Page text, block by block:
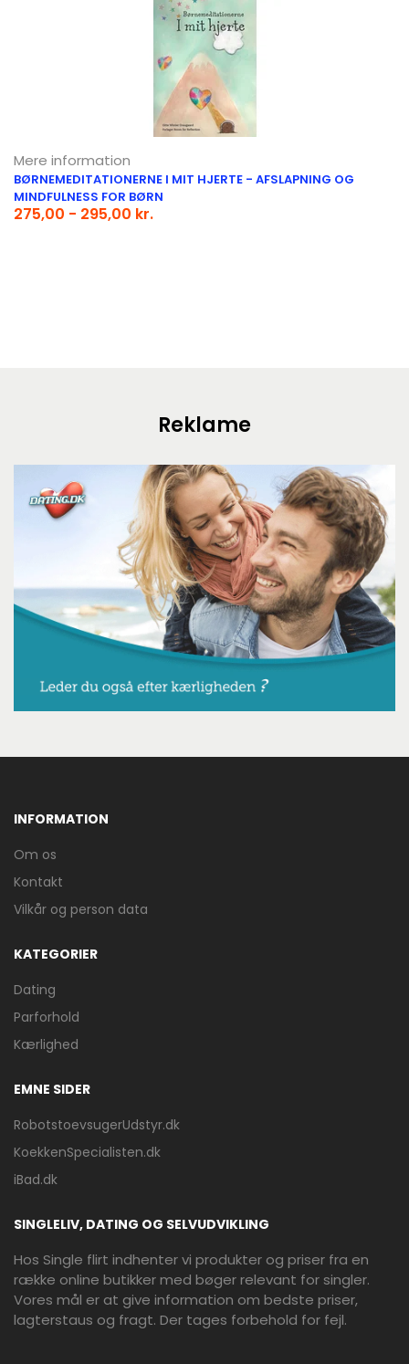
Mere information
BØRNEMEDITATIONERNE I MIT HJERTE - AFSLAPNING OG
MINDFULNESS FOR BØRN
275,00 - 295,00 kr.
Reklame
INFORMATION
Om os
Kontakt
Vilkår og person data
KATEGORIER
Dating
Parforhold
Kærlighed
EMNE SIDER
RobotstoevsugerUdstyr.dk
KoekkenSpecialisten.dk
iBad.dk
SINGLELIV, DATING OG SELVUDVIKLING
Hos Single flirt indhenter vi produkter og priser fra en
række online butikker med bøger relevant for singler.
Vores mål er at give information om bedste priser,
lagterstaus og fragt. Der tages forbehold for fejl.